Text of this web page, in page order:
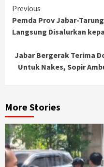
Continue
Reading
Previous
Pemda Prov Jabar-
Langsung Disalurkan
Jabar Bergerak Terima
Untuk Nakes, Sopir
More Stories